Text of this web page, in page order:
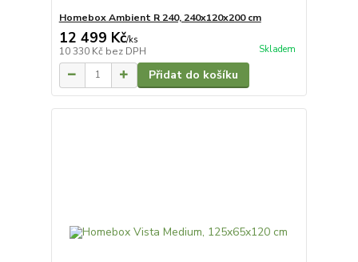
Homebox Ambient R 240, 240x120x200 cm
12 499 Kč/ks
10 330 Kč bez DPH Skladem
Přidat do košíku